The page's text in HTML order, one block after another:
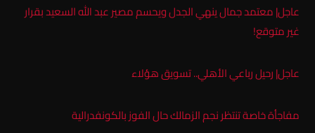
عاجل| معتمد جمال ينهي الجدل ويحسم مصير عبد الله السعيد بقرار
غير متوقع!
عاجل| رحيل رباعي الأهلي.. تسويق هؤلاء
مفاجأة خاصة تنتظر نجم الزمالك حال الفوز بالكونفدرالية